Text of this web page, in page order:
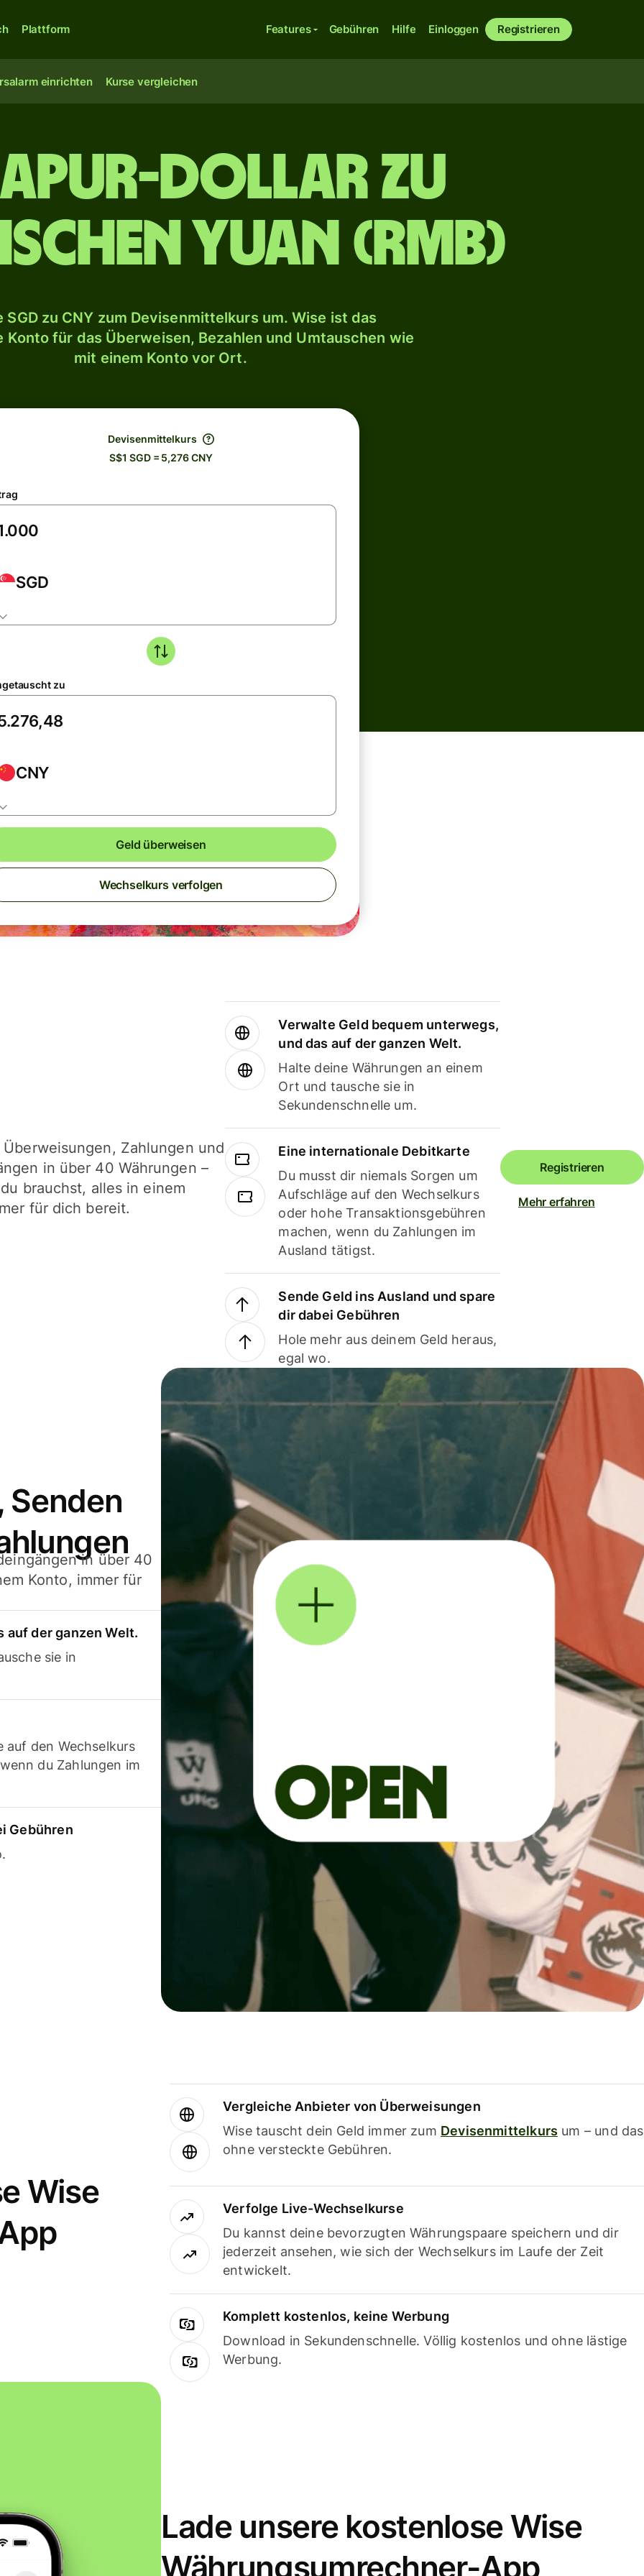
Plattform Features Gebühren Hilfe Einloggen Registrieren
einrichten Kurse vergleichen
Dollar zu
Yuan (RMB)
SGD zu CNY zum Devisenmittelkurs um. Wise ist das
Konto für das Überweisen, Bezahlen und Umtauschen wie
mit einem Konto vor Ort.
Devisenmittelkurs
S$1 SGD = 5,276 CNY
SGD
zu
CNY
Geld überweisen
Wechselkurs verfolgen
Zahlungen und
in über 40 Währungen –
brauchst, alles in einem
für dich bereit.
Verwalte Geld bequem unterwegs,
und das auf der ganzen Welt.
Halte deine Währungen an einem
Ort und tausche sie in
Sekundenschnelle um.
Eine internationale Debitkarte
Du musst dir niemals Sorgen um
Aufschläge auf den Wechselkurs
oder hohe Transaktionsgebühren
machen, wenn du Zahlungen im
Ausland tätigst.
Sende Geld ins Ausland und spare
dir dabei Gebühren
Hole mehr aus deinem Geld heraus,
egal wo.
Registrieren
Mehr erfahren
Senden
in über 40
Konto, immer für
auf der ganzen Welt.
sie in
auf den Wechselkurs
du Zahlungen im
Gebühren
Wise
Vergleiche Anbieter von Überweisungen
Wise tauscht dein Geld immer zum Devisenmittelkurs um – und das
ohne versteckte Gebühren.
Verfolge Live-Wechselkurse
Du kannst deine bevorzugten Währungspaare speichern und dir
jederzeit ansehen, wie sich der Wechselkurs im Laufe der Zeit
entwickelt.
Komplett kostenlos, keine Werbung
Download in Sekundenschnelle. Völlig kostenlos und ohne lästige
Werbung.
Lade unsere kostenlose Wise
Währungsumrechner-App